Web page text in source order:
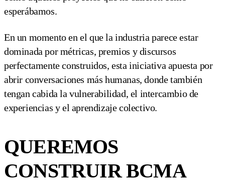
esperábamos.
En un momento en el que la industria parece estar
dominada por métricas, premios y discursos
perfectamente construidos, esta iniciativa apuesta por
abrir conversaciones más humanas, donde también
tengan cabida la vulnerabilidad, el intercambio de
experiencias y el aprendizaje colectivo.
QUEREMOS
CONSTRUIR BCMA